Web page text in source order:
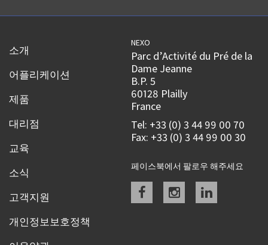
소개
어플리케이션
제품
대리점
교육
소식
고객지원
개인정보보호정책
NEXO
Parc d’Activité du Pré de la
Dame Jeanne
B.P. 5
60128 Plailly
France
Tel: +33 (0) 3 44 99 00 70
Fax: +33 (0) 3 44 99 00 30
페이스북에서 팔로우 해주세요
Facebookinstagramlinkedin